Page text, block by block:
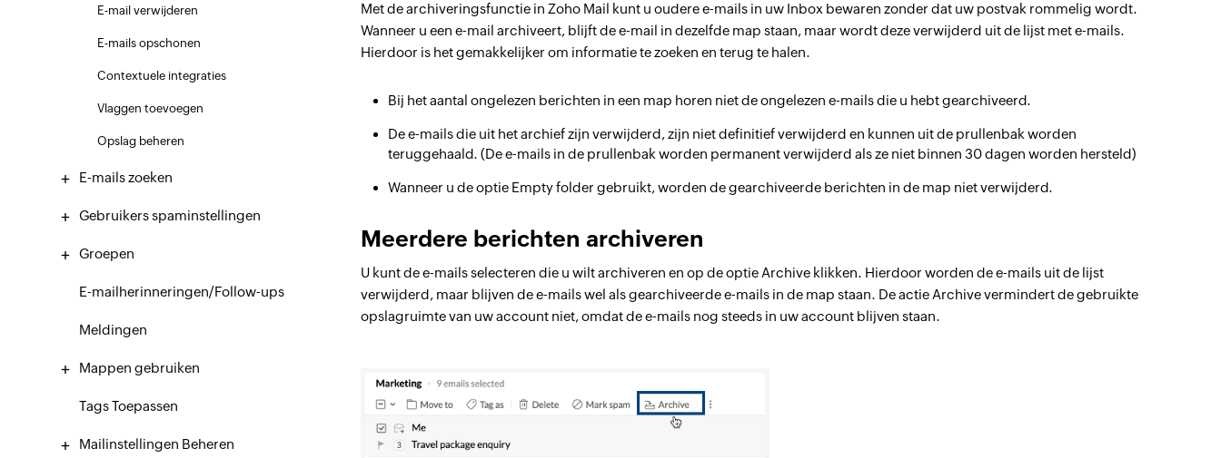
E-mail verwijderen
E-mails opschonen
Contextuele integraties
Vlaggen toevoegen
Opslag beheren
E-mails zoeken
Gebruikers spaminstellingen
Groepen
E-mailherinneringen/Follow-ups
Meldingen
Mappen gebruiken
Tags Toepassen
Mailinstellingen Beheren
Met de archiveringsfunctie in Zoho Mail kunt u oudere e-mails in uw Inbox bewaren zonder dat uw postvak rommelig wordt.
Wanneer u een e-mail archiveert, blijft de e-mail in dezelfde map staan, maar wordt deze verwijderd uit de lijst met e-mails.
Hierdoor is het gemakkelijker om informatie te zoeken en terug te halen.
Bij het aantal ongelezen berichten in een map horen niet de ongelezen e-mails die u hebt gearchiveerd.
De e-mails die uit het archief zijn verwijderd, zijn niet definitief verwijderd en kunnen uit de prullenbak worden
teruggehaald. (De e-mails in de prullenbak worden permanent verwijderd als ze niet binnen 30 dagen worden hersteld)
Wanneer u de optie Empty folder gebruikt, worden de gearchiveerde berichten in de map niet verwijderd.
Meerdere berichten archiveren
U kunt de e-mails selecteren die u wilt archiveren en op de optie Archive klikken. Hierdoor worden de e-mails uit de lijst
verwijderd, maar blijven de e-mails wel als gearchiveerde e-mails in de map staan. De actie Archive vermindert de gebruikte
opslagruimte van uw account niet, omdat de e-mails nog steeds in uw account blijven staan.